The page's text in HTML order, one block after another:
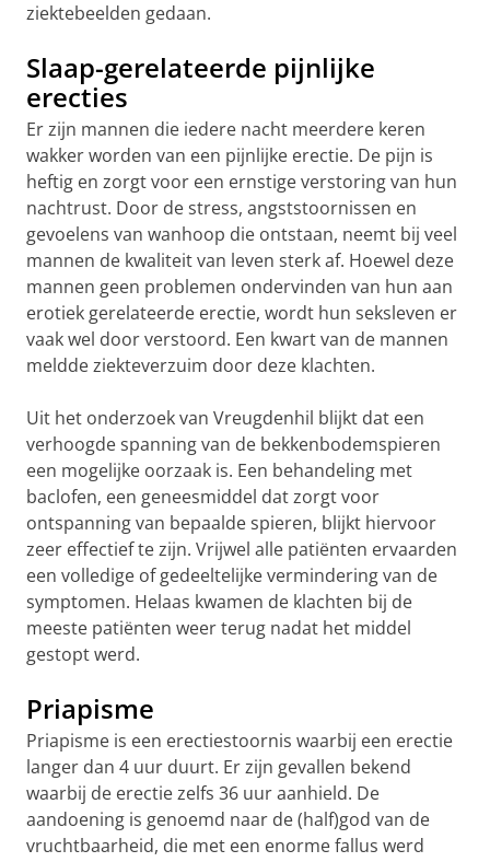
ziektebeelden gedaan.
Slaap-gerelateerde pijnlijke
erecties
Er zijn mannen die iedere nacht meerdere keren
wakker worden van een pijnlijke erectie. De pijn is
heftig en zorgt voor een ernstige verstoring van hun
nachtrust. Door de stress, angststoornissen en
gevoelens van wanhoop die ontstaan, neemt bij veel
mannen de kwaliteit van leven sterk af. Hoewel deze
mannen geen problemen ondervinden van hun aan
erotiek gerelateerde erectie, wordt hun seksleven er
vaak wel door verstoord. Een kwart van de mannen
meldde ziekteverzuim door deze klachten.
Uit het onderzoek van Vreugdenhil blijkt dat een
verhoogde spanning van de bekkenbodemspieren
een mogelijke oorzaak is. Een behandeling met
baclofen, een geneesmiddel dat zorgt voor
ontspanning van bepaalde spieren, blijkt hiervoor
zeer effectief te zijn. Vrijwel alle patiënten ervaarden
een volledige of gedeeltelijke vermindering van de
symptomen. Helaas kwamen de klachten bij de
meeste patiënten weer terug nadat het middel
gestopt werd.
Priapisme
Priapisme is een erectiestoornis waarbij een erectie
langer dan 4 uur duurt. Er zijn gevallen bekend
waarbij de erectie zelfs 36 uur aanhield. De
aandoening is genoemd naar de (half)god van de
vruchtbaarheid, die met een enorme fallus werd